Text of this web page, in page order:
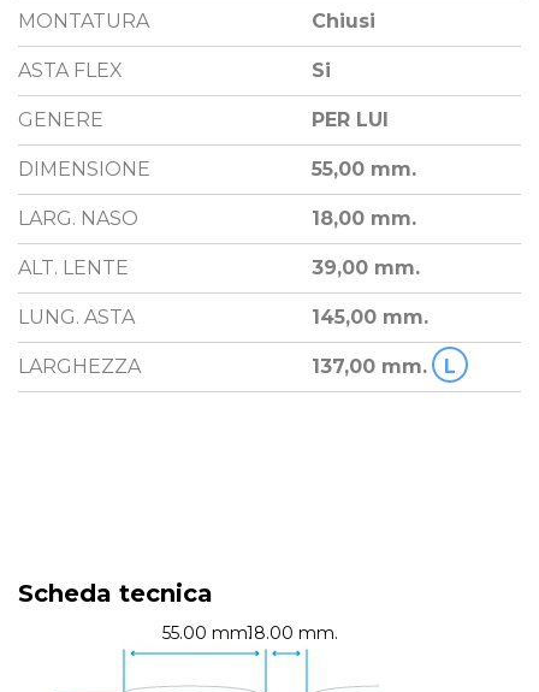
MONTATURA Chiusi
ASTA FLEX Si
GENERE PER LUI
DIMENSIONE 55,00 mm.
LARG. NASO 18,00 mm.
ALT. LENTE 39,00 mm.
LUNG. ASTA 145,00 mm.
LARGHEZZA 137,00 mm. L
Scheda tecnica
55.00 mm.18.00 mm.